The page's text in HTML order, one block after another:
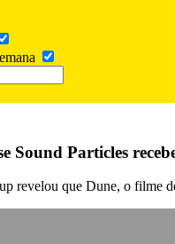
Sound Particles
revelou que Dune, o filme